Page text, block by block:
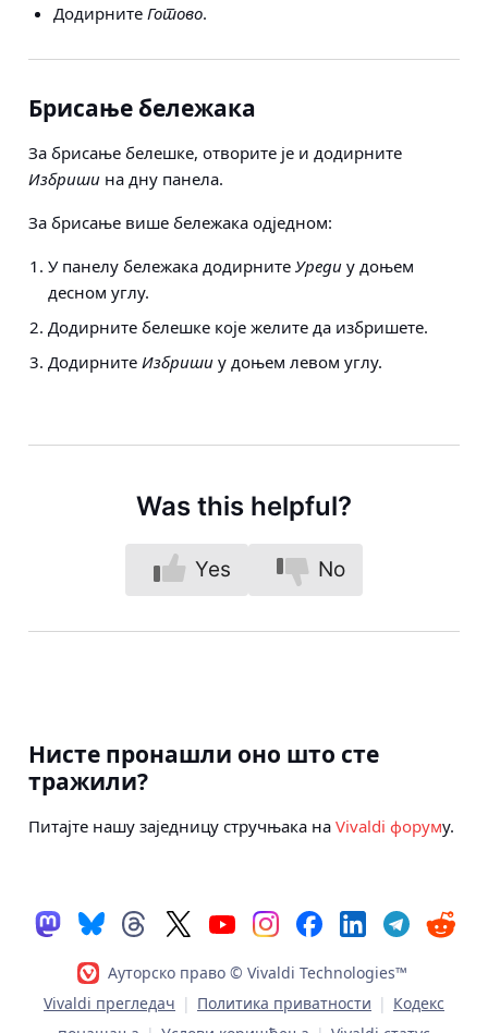
Додирните Готово.
Брисање бележака
За брисање белешке, отворите је и додирните
Избриши на дну панела.
За брисање више бележака одједном:
У панелу бележака додирните Уреди у доњем
десном углу.
Додирните белешке које желите да избришете.
Додирните Избриши у доњем левом углу.
Was this helpful?
Yes No
Нисте пронашли оно што сте
тражили?
Питајте нашу заједницу стручњака на Vivaldi форуму.
Ауторско право © Vivaldi Technologies™
Vivaldi прегледач | Политика приватности | Кодекс